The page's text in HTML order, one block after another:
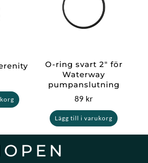
O-ring svart 2″ för
Waterway
pumpanslutning
89 kr
Lägg till i varukorg